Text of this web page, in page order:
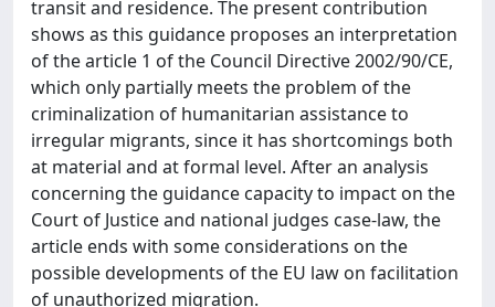
transit and residence. The present contribution
shows as this guidance proposes an interpretation
of the article 1 of the Council Directive 2002/90/CE,
which only partially meets the problem of the
criminalization of humanitarian assistance to
irregular migrants, since it has shortcomings both
at material and at formal level. After an analysis
concerning the guidance capacity to impact on the
Court of Justice and national judges case-law, the
article ends with some considerations on the
possible developments of the EU law on facilitation
of unauthorized migration.